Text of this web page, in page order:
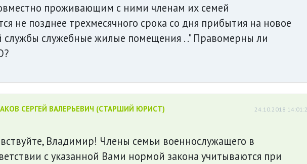
проживающим с ними членам их семей
не позднее трехмесячного срока со дня прибытия на новое
службы служебные жилые помещения . ." Правомерны ли
СЕРГЕЙ ВАЛЕРЬЕВИЧ (СТАРШИЙ ЮРИСТ) 24.10.2018
Владимир! Члены семьи военнослужащего в
с указанной Вами нормой закона учитываются при